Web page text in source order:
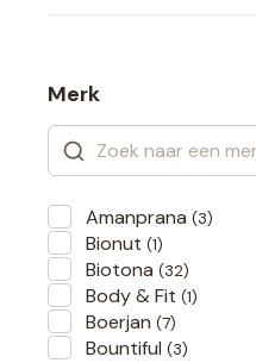
Merk
Amanprana (3)
Bionut (1)
Biotona (32)
Body & Fit (1)
Boerjan (7)
Bountiful (3)